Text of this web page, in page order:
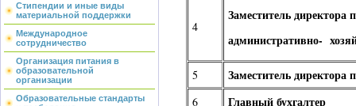
Стипендии и иные виды
материальной поддержки
Международное
сотрудничество
Организация питания в
образовательной
организации
Образовательные стандарты
4
Заместитель директора
административно-
5 Заместитель директора
6 Главный бухгалтер